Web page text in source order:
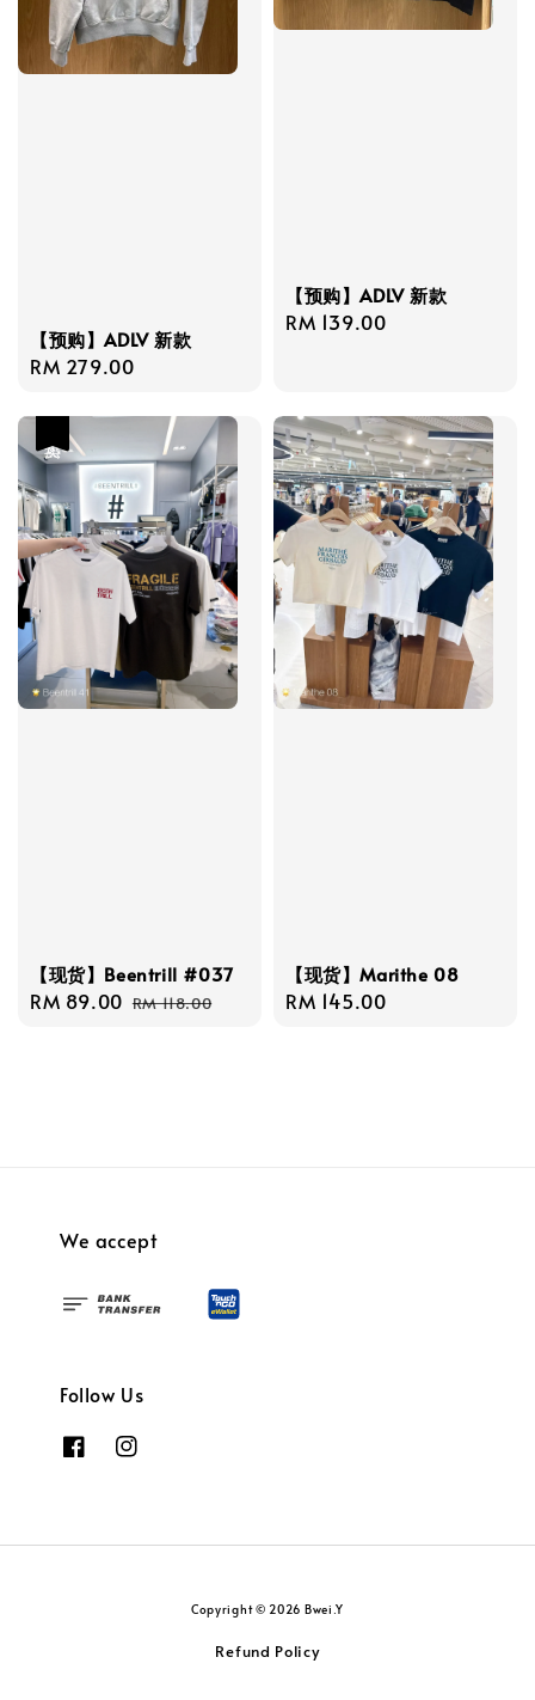
【预购】ADLV 新款
Regular
RM 279.00
【预购】ADLV 新款
Regular
RM 139.00
【现货】Beentrill #037
Sale
RM 89.00 Regular
RM 118.00
【现货】Marithe 08
Regular
RM 145.00
We accept
Follow Us
Copyright © 2026 Bwei.Y
Refund Policy